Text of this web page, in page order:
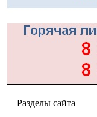
Разделы сайта